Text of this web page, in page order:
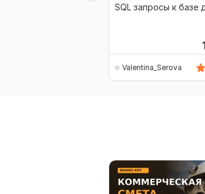
SQL запросы к базе
Valentina_Serova